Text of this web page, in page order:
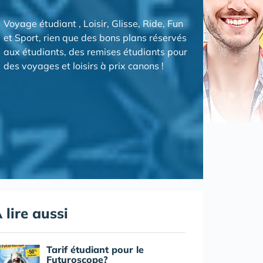
Voyage étudiant , Loisir, Glisse, Ride, Fun
et Sport, rien que des bons plans réservés
aux étudiants, des remises étudiants pour
des voyages et loisirs à prix canons !
lire aussi
Tarif étudiant pour le
Futuroscope?